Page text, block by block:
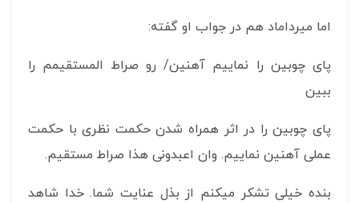
اما میرداماد هم در جواب او گفته:
پای چوبین را نماییم آهنین/ رو صراط المستقیمم را
ببین
پای چوبین را در اثر همراه شدن حکمت نظری با حکمت
عملی آهنین نماییم. وان اعبدونی هذا صراط مستقیم.
بنده خیلی تشکر می­کنم از بذل عنایت شما. خدا شاهد